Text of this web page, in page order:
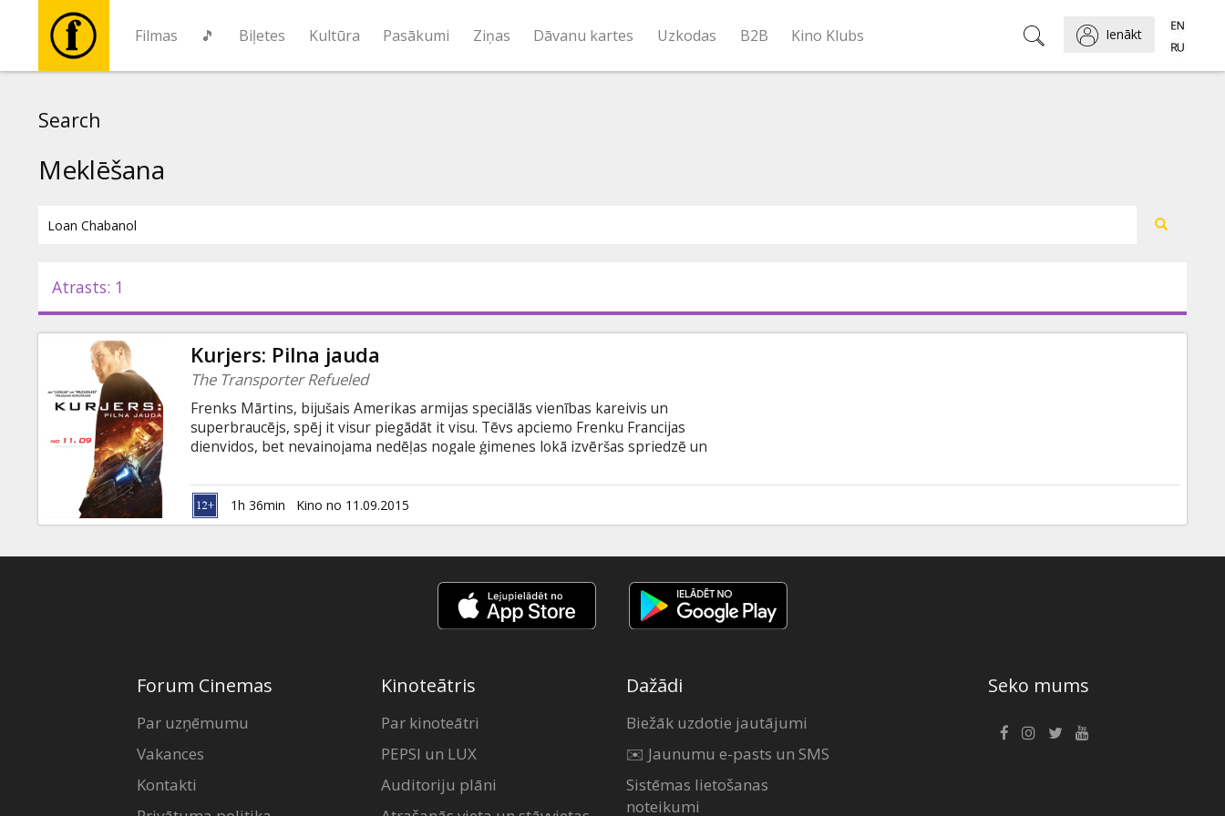
Filmas 🎵 Biļetes Kultūra Pasākumi Ziņas Dāvanu kartes Uzkodas B2B Kino Klubs Ienākt
Pasākumi
Dāvanu
kartes
Uzkodas
B2B
Search
Meklēšana
Atrasts: 1
Kurjers: Pilna jauda
The Transporter Refueled
Frenks Mārtins, bijušais Amerikas armijas speciālās vienības kareivis un
superbraucējs, spēj it visur piegādāt it visu. Tēvs apciemo Frenku Francijas
dienvidos, bet nevainojama nedēļas nogale ģimenes lokā izvēršas spriedzē un
kompanjones Frenku pret paša gribu ievelk grandiozā bankas aplaupīšanā. Filma
angļu valodā ar subtitriem latviešu un krievu valodā.
1h 36min Kino no 11.09.2015
Forum Cinemas
Par uzņēmumu
Vakances
Kontakti
Kinoteātris
Par kinoteātri
PEPSI un LUX
Auditoriju plāni
Dažādi
Biežāk uzdotie jautājumi
✉️ Jaunumu e-pasts un SMS
Sistēmas lietošanas
noteikumi
Seko mums